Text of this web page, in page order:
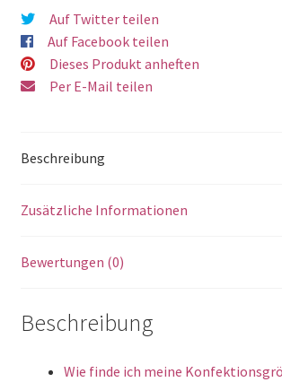
Auf Twitter teilen
Auf Facebook teilen
Dieses Produkt anheften
Per E-Mail teilen
Beschreibung
Zusätzliche Informationen
Bewertungen (0)
Beschreibung
Wie finde ich meine